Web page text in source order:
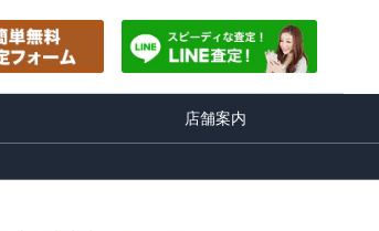
店舗案内